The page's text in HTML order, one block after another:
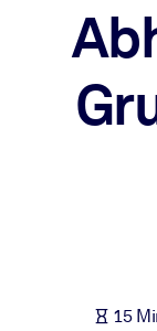
verifiziertes
strukturiertes
15